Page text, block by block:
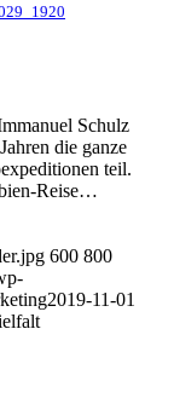
Schulz
die ganze
teil.
Reise…
600 800
2019-11-01